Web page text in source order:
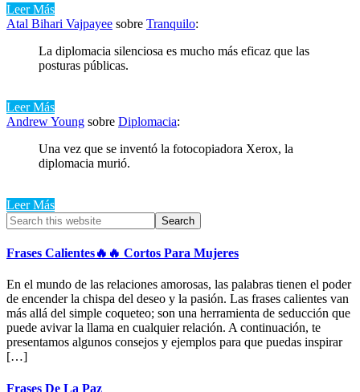
Leer Más
Atal Bihari Vajpayee sobre Tranquilo:
La diplomacia silenciosa es mucho más eficaz que las
posturas públicas.
Leer Más
Andrew Young sobre Diplomacia:
Una vez que se inventó la fotocopiadora Xerox, la
diplomacia murió.
Leer Más
Primary
Sidebar
Search
this
website
Frases Calientes🔥🔥 Cortos Para Mujeres
En el mundo de las relaciones amorosas, las palabras tienen el poder
de encender la chispa del deseo y la pasión. Las frases calientes van
más allá del simple coqueteo; son una herramienta de seducción que
puede avivar la llama en cualquier relación. A continuación, te
presentamos algunos consejos y ejemplos para que puedas inspirar
[…]
Frases De La Paz